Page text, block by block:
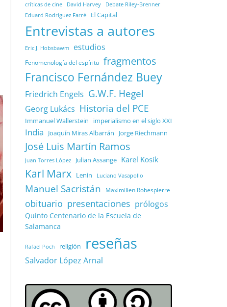
críticas de cine David Harvey Debate Riley-Brenner
Eduard Rodríguez Farré El Capital
Entrevistas a autores
Eric J. Hobsbawm estudios
Fenomenología del espíritu fragmentos
Francisco Fernández Buey
Friedrich Engels G.W.F. Hegel
Georg Lukács Historia del PCE
Immanuel Wallerstein imperialismo en el siglo XXI
India Joaquín Miras Albarrán Jorge Riechmann
José Luis Martín Ramos
Juan Torres López Julian Assange Karel Kosík
Karl Marx Lenin Luciano Vasapollo
Manuel Sacristán Maximilien Robespierre
obituario presentaciones prólogos
Quinto Centenario de la Escuela de
Salamanca
Rafael Poch religión reseñas
Salvador López Arnal